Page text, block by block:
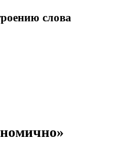
слова